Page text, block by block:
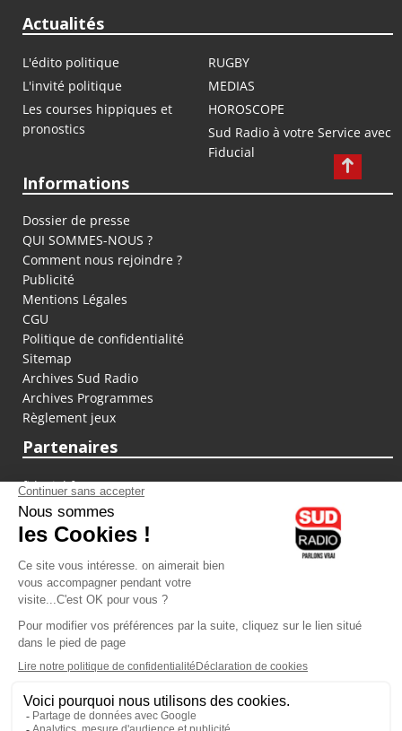
Actualités
L'édito politique
RUGBY
L'invité politique
MEDIAS
Les courses hippiques et
pronostics
HOROSCOPE
Sud Radio à votre Service avec
Fiducial
Informations
Dossier de presse
QUI SOMMES-NOUS ?
Comment nous rejoindre ?
Publicité
Mentions Légales
CGU
Politique de confidentialité
Sitemap
Archives Sud Radio
Archives Programmes
Règlement jeux
Partenaires
fiducial.fr
lyoncapitale.fr
olympique-et-lyonnais.com
L'application Iphone / Android
Téléchargez l'application
Les cookies
Gestion des cookies